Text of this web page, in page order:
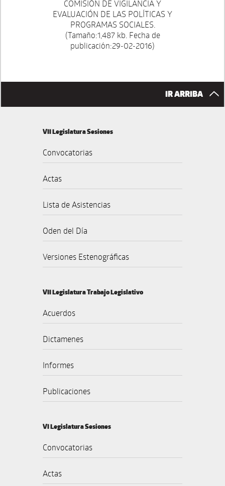
COMISIÓN DE VIGILANCIA Y
EVALUACIÓN DE LAS POLÍTICAS Y
PROGRAMAS SOCIALES.
(Tamaño:1,487 kb. Fecha de
publicación:29-02-2016)
IR ARRIBA
VII Legislatura Sesiones
Convocatorias
Actas
Lista de Asistencias
Oden del Día
Versiones Estenográficas
VII Legislatura Trabajo Legislativo
Acuerdos
Dictamenes
Informes
Publicaciones
VI Legislatura Sesiones
Convocatorias
Actas